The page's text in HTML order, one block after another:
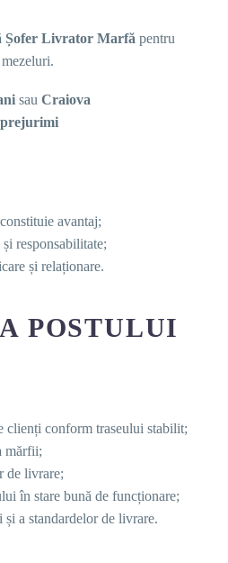
Șofer Livrator Marfă pentru
sau Craiova
avantaj;
responsabilitate;
și relaționare.
POSTULUI
clienți conform traseului stabilit;
mărfii;
de livrare;
în stare bună de funcționare;
și a standardelor de livrare.